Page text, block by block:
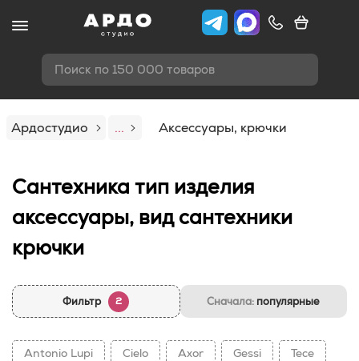
Поиск по 150 000 товаров
Ардостудио ... Аксессуары, крючки
Сантехника тип изделия
аксессуары, вид сантехники
крючки
Фильтр 2 Сначала: популярные
Antonio Lupi Cielo Axor Gessi Tece